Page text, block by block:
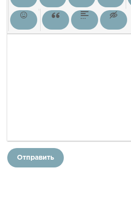
Отправить